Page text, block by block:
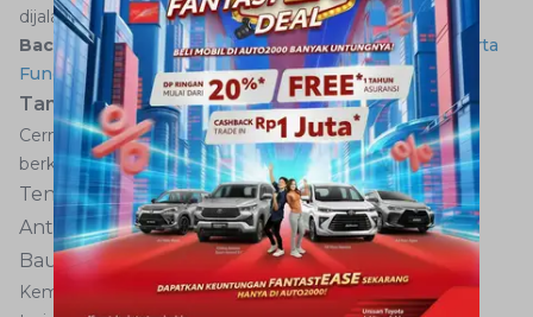
dijalankan.
Baca juga: Mengenal Komponen Kopling Mobil Beserta
Fungsi
Tanda Kopling Selip
Cermati gejala-gejala ini jika muncul saat tengah
berkendara.
Tenaga mesin terasa berkurang
AntaraRPMdan kecepatan tidak sebanding
Bau angus dari bagian mesin
Kemunculan ketiga gejala di atas adalah pertanda telah